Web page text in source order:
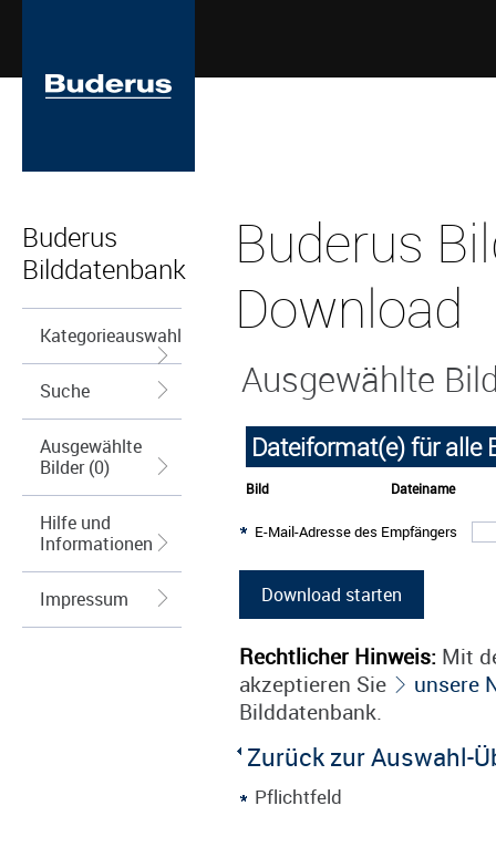
Buderus
Bilddatenbank
Kategorieauswahl
Suche
Ausgewählte
Bilder (0)
Hilfe und
Informationen
Impressum
Buderus
Download
Ausgewählte
Dateiformat(e) für alle
Bild Dateiname
E-Mail-Adresse des Empfängers
Rechtlicher Hinweis: Mit
akzeptieren Sie
unsere
Bilddatenbank.
Zurück zur Auswahl-
Pflichtfeld